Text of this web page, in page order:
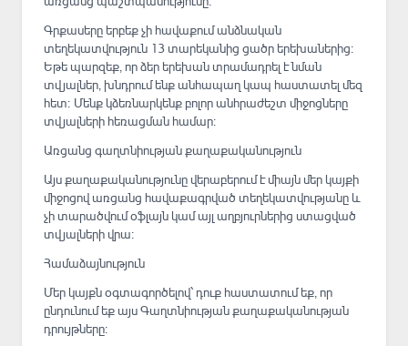
Գրքասերը երբեք չի հավաքում անձնական
տեղեկատվություն 13 տարեկանից ցածր երեխաներից։
Եթե պարզեք, որ ձեր երեխան տրամադրել է նման
տվյալներ, խնդրում ենք անհապաղ կապ հաստատել մեզ
հետ։ Մենք կձեռնարկենք բոլոր անհրաժեշտ միջոցները
տվյալների հեռացման համար։
Առցանց գաղտնիության քաղաքականություն
Այս քաղաքականությունը վերաբերում է միայն մեր կայքի
միջոցով առցանց հավաքագրված տեղեկատվությանը և
չի տարածվում օֆլայն կամ այլ աղբյուրներից ստացված
տվյալների վրա։
Համաձայնություն
Մեր կայքն օգտագործելով՝ դուք հաստատում եք, որ
ընդունում եք այս Գաղտնիության քաղաքականության
դրույթները։